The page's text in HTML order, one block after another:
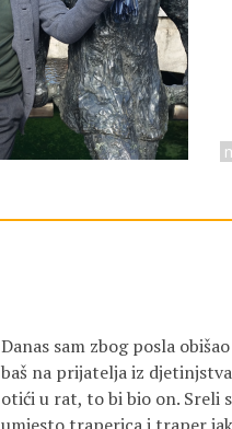
Danas sam zbog posla
baš na prijatelja iz
otići u rat, to bi bio on. Sreli